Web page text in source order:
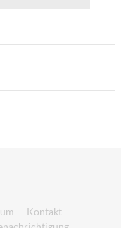
Kontakt